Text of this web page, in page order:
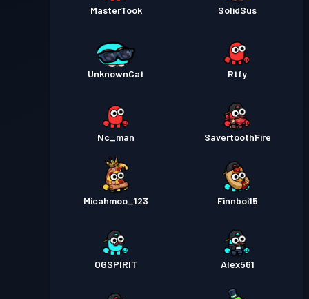
2
Przepustka bojowa
Poziom
MasterTook SolidSus
UnknownCat Rtfy
Nc_man SavertoothFire
Micahmoo_123 Finnboi15
OGSPIRIT Alex561